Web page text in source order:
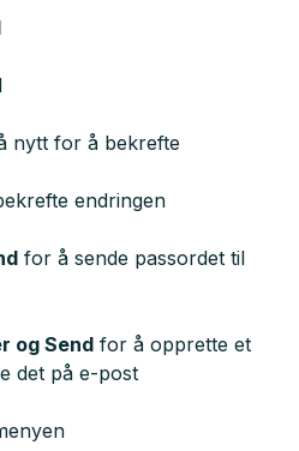
nytt for å bekrefte
endringen
for å sende passordet til
og Send for å opprette et
det på e-post